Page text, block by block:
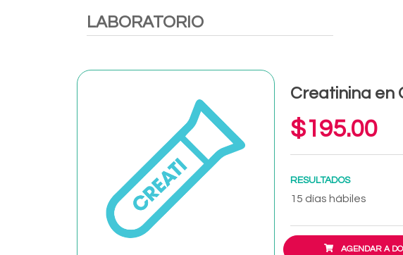
LABORATORIO
Creatinina en
$195.00
RESULTADOS
15 días hábiles
AGENDAR A